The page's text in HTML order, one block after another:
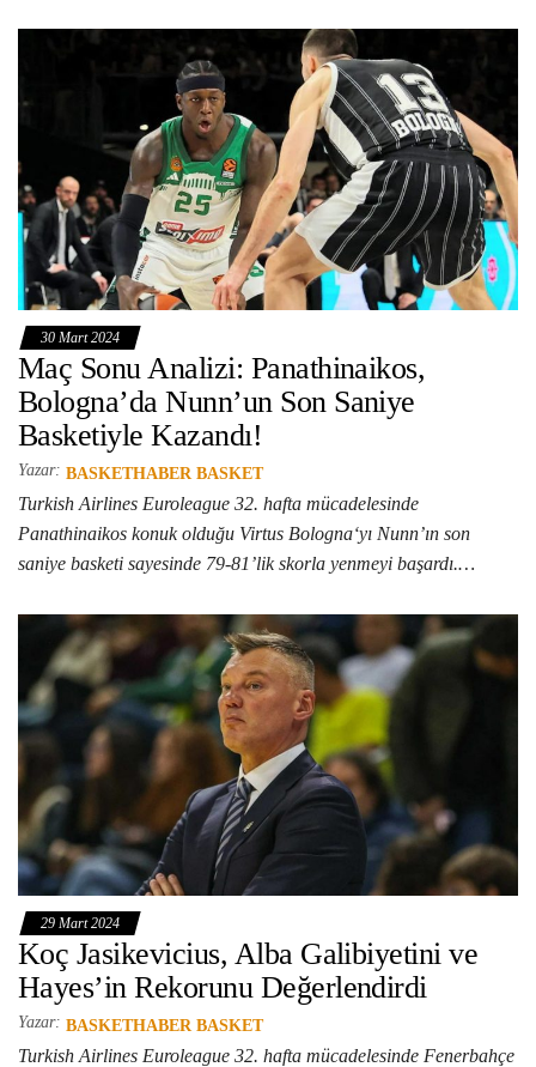
30 Mart 2024
Maç Sonu Analizi: Panathinaikos,
Bologna’da Nunn’un Son Saniye
Basketiyle Kazandı!
Yazar: BASKETHABER BASKET
Turkish Airlines Euroleague 32. hafta mücadelesinde
Panathinaikos konuk olduğu Virtus Bologna‘yı Nunn’ın son
saniye basketi sayesinde 79-81’lik skorla yenmeyi başardı.…
29 Mart 2024
Koç Jasikevicius, Alba Galibiyetini ve
Hayes’in Rekorunu Değerlendirdi
Yazar: BASKETHABER BASKET
Turkish Airlines Euroleague 32. hafta mücadelesinde Fenerbahçe